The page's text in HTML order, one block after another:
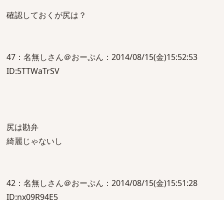
確認しておくが尻は？
47：名無しさん＠おーぷん：2014/08/15(金)15:52:53
ID:5TTWaTrSV
尻は勘弁
綺麗じゃないし
42：名無しさん＠おーぷん：2014/08/15(金)15:51:28
ID:nx09R94E5